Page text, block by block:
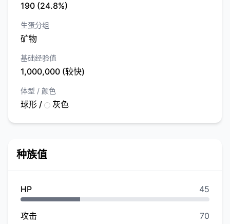
190 (24.8%)
生蛋分组
矿物
基础经验值
1,000,000 (较快)
体型 / 颜色
球形 / 灰色
种族值
HP 45
攻击 70